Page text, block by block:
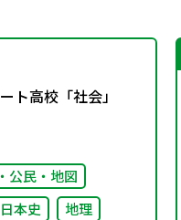
ト高校「社会」
公民・地図
日本史
地理